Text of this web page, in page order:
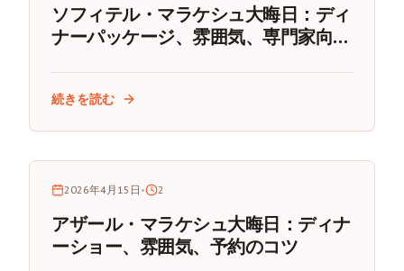
ソフィテル・マラケシュ大晦日：ディ
ナーパッケージ、雰囲気、専門家向け
続きを読む
2026年4月15日 • 2
アザール・マラケシュ大晦日：ディナ
ーショー、雰囲気、予約のコツ